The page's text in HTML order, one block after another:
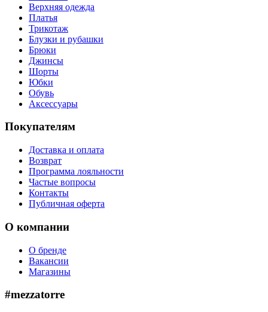
Верхняя одежда
Платья
Трикотаж
Блузки и рубашки
Брюки
Джинсы
Шорты
Юбки
Обувь
Аксессуары
Покупателям
Доставка и оплата
Возврат
Программа лояльности
Частые вопросы
Контакты
Публичная оферта
О компании
О бренде
Вакансии
Магазины
#mezzatorre